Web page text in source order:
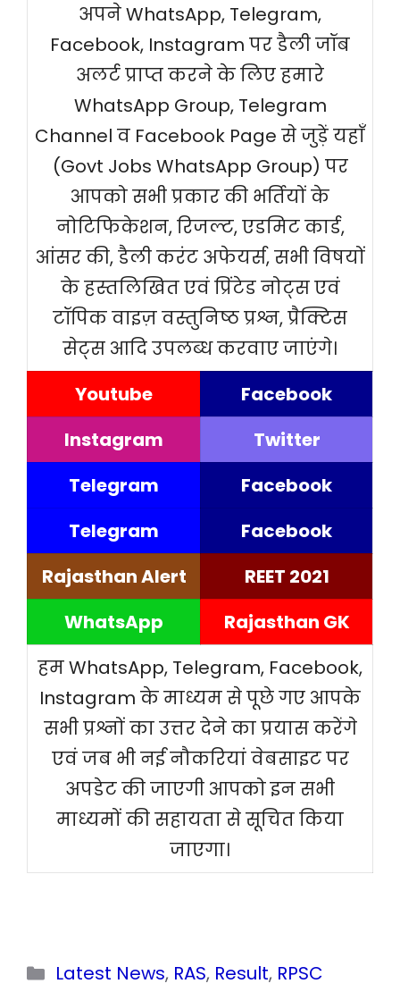
अपने WhatsApp, Telegram,
Facebook, Instagram पर डैली जॉब
अलर्ट प्राप्त करने के लिए हमारे
WhatsApp Group, Telegram
Channel व Facebook Page से जुड़ें यहाँ
(Govt Jobs WhatsApp Group) पर
आपको सभी प्रकार की भर्तियों के
नोटिफिकेशन, रिजल्ट, एडमिट कार्ड,
आंसर की, डैली करंट अफेयर्स, सभी विषयों
के हस्तलिखित एवं प्रिंटेड नोट्स एवं
टॉपिक वाइज़ वस्तुनिष्ठ प्रश्न, प्रैक्टिस
सेट्स आदि उपलब्ध करवाए जाएंगे।
Youtube
Facebook
Instagram
Twitter
Telegram
Facebook
Telegram
Facebook
Rajasthan Alert
REET 2021
WhatsApp
Rajasthan GK
हम WhatsApp, Telegram, Facebook,
Instagram के माध्यम से पूछे गए आपके
सभी प्रश्नों का उत्तर देने का प्रयास करेंगे
एवं जब भी नई नौकरियां वेबसाइट पर
अपडेट की जाएगी आपको इन सभी
माध्यमों की सहायता से सूचित किया
जाएगा।
Categories
Latest News, RAS, Result, RPSC